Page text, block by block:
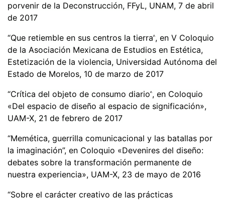
porvenir de la Deconstrucción, FFyL, UNAM, 7 de abril
de 2017
“Que retiemble en sus centros la tierra”, en V Coloquio
de la Asociación Mexicana de Estudios en Estética,
Estetización de la violencia, Universidad Autónoma del
Estado de Morelos, 10 de marzo de 2017
“Crítica del objeto de consumo diario”, en Coloquio
«Del espacio de diseño al espacio de significación»,
UAM-X, 21 de febrero de 2017
“Memética, guerrilla comunicacional y las batallas por
la imaginación”, en Coloquio «Devenires del diseño:
debates sobre la transformación permanente de
nuestra experiencia», UAM-X, 23 de mayo de 2016
“Sobre el carácter creativo de las prácticas